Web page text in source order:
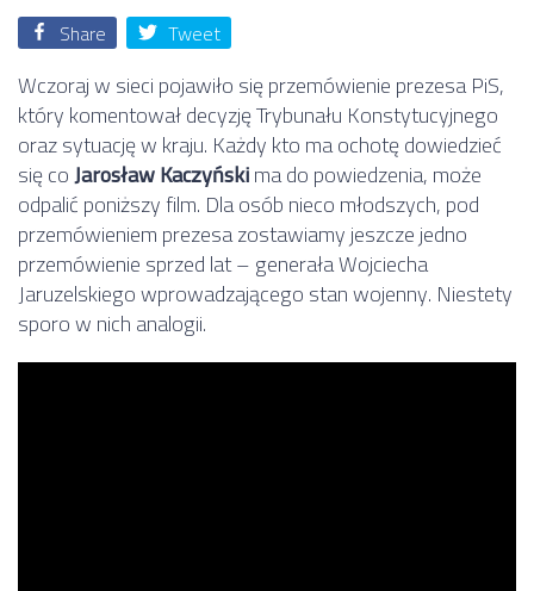
Share Tweet
Wczoraj w sieci pojawiło się przemówienie prezesa PiS,
który komentował decyzję Trybunału Konstytucyjnego
oraz sytuację w kraju. Każdy kto ma ochotę dowiedzieć
się coJarosław Kaczyńskima do powiedzenia, może
odpalić poniższy film. Dla osób nieco młodszych, pod
przemówieniem prezesa zostawiamy jeszcze jedno
przemówienie sprzed lat – generała Wojciecha
Jaruzelskiego wprowadzającego stan wojenny. Niestety
sporo w nich analogii.